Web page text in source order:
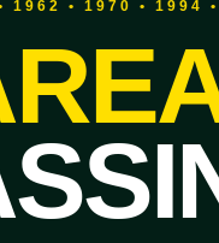
1962 • 1970 • 1994